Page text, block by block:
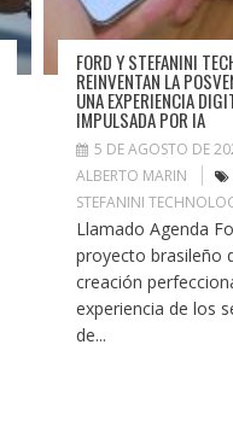
FORD Y STEFANINI
REINVENTAN LA
UNA EXPERIENCIA
IMPULSADA POR IA
5 DE AGOSTO DE
ALBERTO MARIN
STEFANINI
Llamado Agenda
proyecto brasileño
creación
experiencia de los
de...